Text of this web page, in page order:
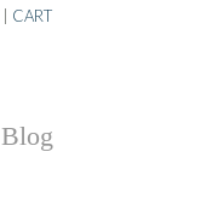
CART
Blog